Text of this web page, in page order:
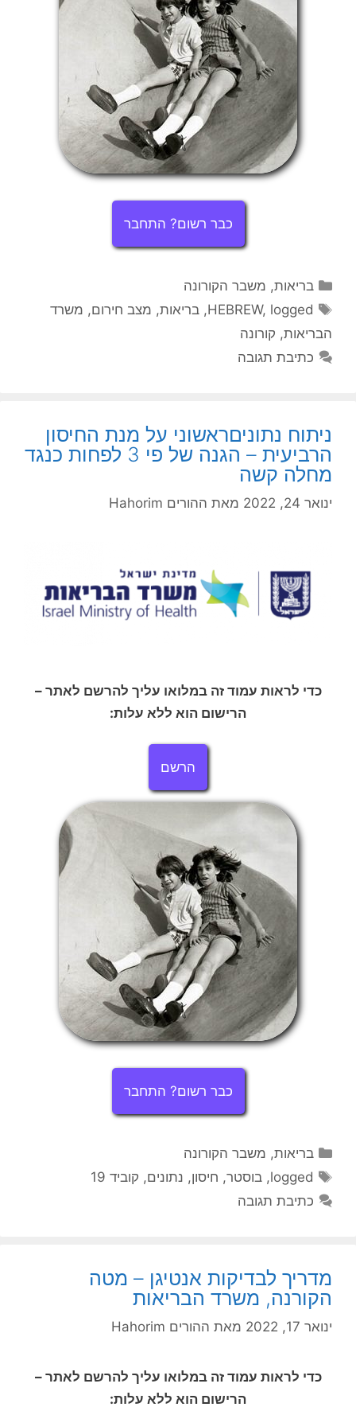
כבר רשום? התחבר
קטגוריות
בריאות, משבר הקורונה
תגיות
HEBREW, logged
,בריאות, מצב חירום, משרד
הבריאות, קורונה
כתיבת תגובה
ניתוח נתוניםראשוני על מנת החיסון
הרביעית – הגנה של פי 3 לפחות כנגד
מחלה קשה
ינואר 24, 2022 מאת ההורים Hahorim
כדי לראות עמוד זה במלואו עליך להרשם לאתר –
הרישום הוא ללא עלות:
הרשם
כבר רשום? התחבר
קטגוריות
בריאות, משבר הקורונה
תגיות
logged
,בוסטר, חיסון, נתונים, קוביד 19
כתיבת תגובה
מדריך לבדיקות אנטיגן – מטה
הקורנה, משרד הבריאות
ינואר 17, 2022 מאת ההורים Hahorim
כדי לראות עמוד זה במלואו עליך להרשם לאתר –
הרישום הוא ללא עלות: